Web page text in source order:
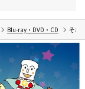
Blu-ray・DVD・CD それ